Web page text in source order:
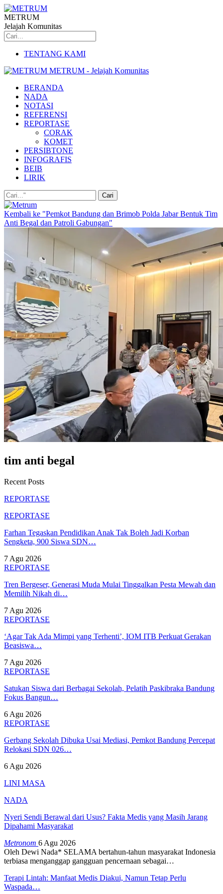
METRUM
Jelajah Komunitas
TENTANG KAMI
METRUM - Jelajah Komunitas
BERANDA
NADA
NOTASI
REFERENSI
REPORTASE
CORAK
KOMET
PERSIBTONE
INFOGRAFIS
BEIB
LIRIK
Kembali ke "Pemkot Bandung dan Brimob Polda Jabar Bentuk Tim
Anti Begal dan Patroli Gabungan"
tim anti begal
Recent Posts
REPORTASE
REPORTASE
Farhan Tegaskan Pendidikan Anak Tak Boleh Jadi Korban
Sengketa, 900 Siswa SDN…
7 Agu 2026
REPORTASE
Tren Bergeser, Generasi Muda Mulai Tinggalkan Pesta Mewah dan
Memilih Nikah di…
7 Agu 2026
REPORTASE
‘Agar Tak Ada Mimpi yang Terhenti’, IOM ITB Perkuat Gerakan
Beasiswa…
7 Agu 2026
REPORTASE
Satukan Siswa dari Berbagai Sekolah, Pelatih Paskibraka Bandung
Fokus Bangun…
6 Agu 2026
REPORTASE
Gerbang Sekolah Dibuka Usai Mediasi, Pemkot Bandung Percepat
Relokasi SDN 026…
6 Agu 2026
LINI MASA
NADA
Nyeri Sendi Berawal dari Usus? Fakta Medis yang Masih Jarang
Dipahami Masyarakat
Metronom 6 Agu 2026
Oleh Dewi Nada* SELAMA bertahun-tahun masyarakat Indonesia
terbiasa menganggap gangguan pencernaan sebagai…
Terapi Lintah: Manfaat Medis Diakui, Namun Tetap Perlu
Waspada…